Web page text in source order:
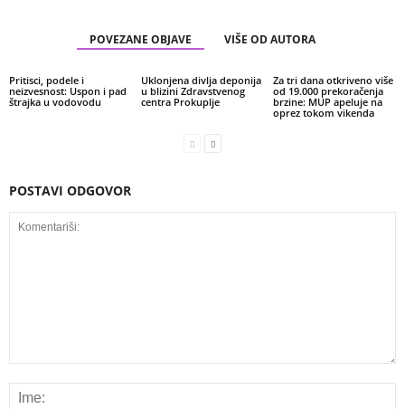
POVEZANE OBJAVE VIŠE OD AUTORA
Pritisci, podele i
neizvesnost: Uspon i pad
štrajka u vodovodu
Uklonjena divlja deponija
u blizini Zdravstvenog
centra Prokuplje
Za tri dana otkriveno više
od 19.000 prekoračenja
brzine: MUP apeluje na
oprez tokom vikenda
POSTAVI ODGOVOR